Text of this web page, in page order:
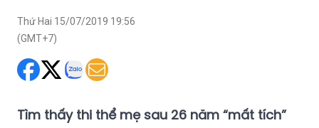
Thứ Hai 15/07/2019 19:56
(GMT+7)
Tìm thấy thi thể mẹ sau 26 năm “mất tích”